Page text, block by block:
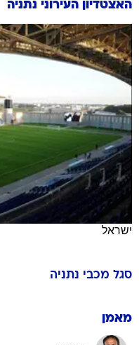
האצטדיון העירוני נתניה
ישראל
סגל מכבי נתניה
מאמן